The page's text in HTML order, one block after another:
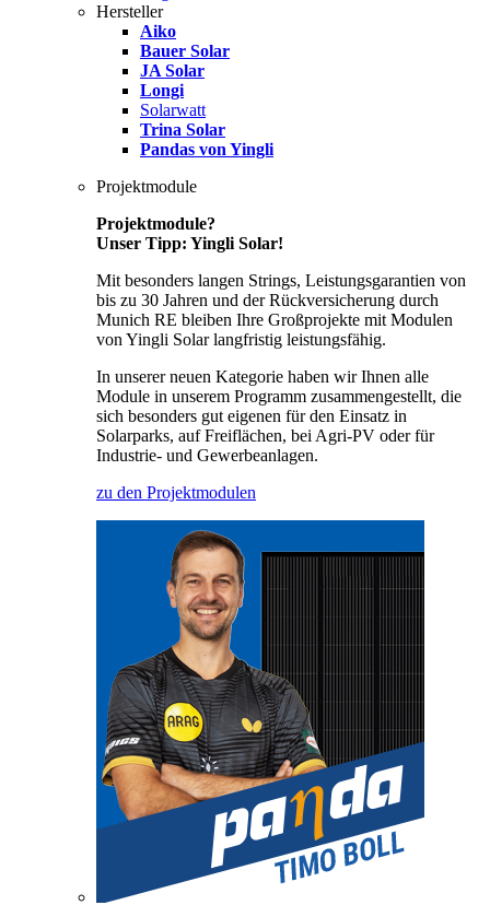
Hersteller
Aiko
Bauer Solar
JA Solar
Longi
Solarwatt
Trina Solar
Pandas von Yingli
Projektmodule
Projektmodule?
Unser Tipp: Yingli Solar!
Mit besonders langen Strings, Leistungsgarantien von
bis zu 30 Jahren und der Rückversicherung durch
Munich RE bleiben Ihre Großprojekte mit Modulen
von Yingli Solar langfristig leistungsfähig.
In unserer neuen Kategorie haben wir Ihnen alle
Module in unserem Programm zusammengestellt, die
sich besonders gut eigenen für den Einsatz in
Solarparks, auf Freiflächen, bei Agri-PV oder für
Industrie- und Gewerbeanlagen.
zu den Projektmodulen